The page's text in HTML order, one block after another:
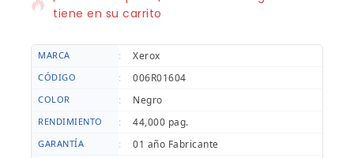
tiene en su carrito
MARCA : Xerox
CÓDIGO : 006R01604
COLOR : Negro
RENDIMIENTO : 44,000 pag.
GARANTÍA : 01 año Fabricante